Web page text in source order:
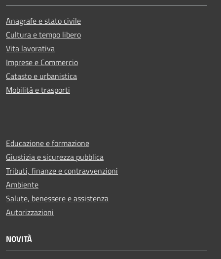
Anagrafe e stato civile
Cultura e tempo libero
Vita lavorativa
Imprese e Commercio
Catasto e urbanistica
Mobilità e trasporti
Educazione e formazione
Giustizia e sicurezza pubblica
Tributi, finanze e contravvenzioni
Ambiente
Salute, benessere e assistenza
Autorizzazioni
NOVITÀ